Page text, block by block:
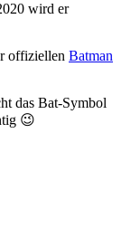
wird er
offiziellen Batman
das Bat-Symbol
😉